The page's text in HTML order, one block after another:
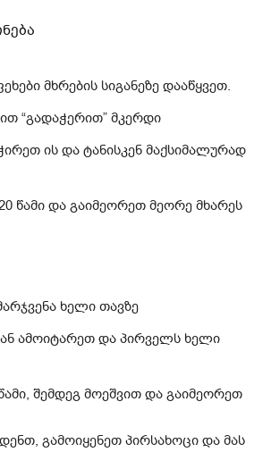
მხრების სიგანეზე დააწყვეთ.
“გადაჭერით” მკერდი
ის და ტანისკენ მაქსიმალურად
წამი და გაიმეორეთ მეორე მხარეს
ხელი თავზე
ამოიტარეთ და პირველს ხელი
შემდეგ მოეშვით და გაიმეორეთ
გამოიყენეთ პირსახოცი და მას